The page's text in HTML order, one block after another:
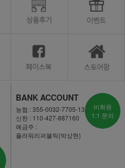
BANK ACCOUNT
농협 : 355-0032-7705-13
신한 : 110-427-887160
예금주 :
플라워리퍼블릭(박상현)
비회원
1:1 문의